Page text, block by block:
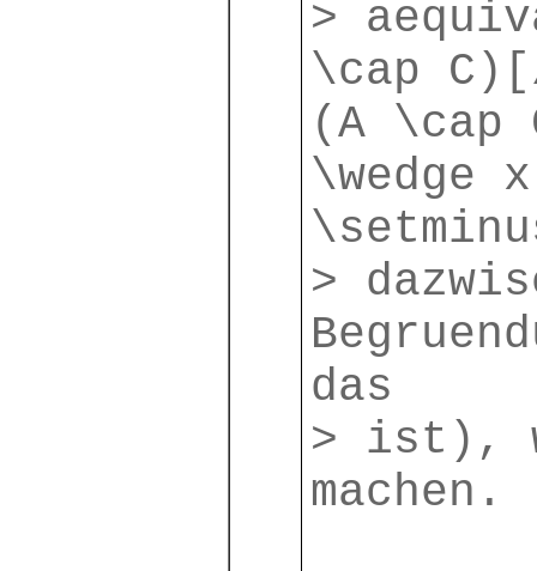
>
\cap
(A \cap
\wedge
>
das
> ist),
machen.